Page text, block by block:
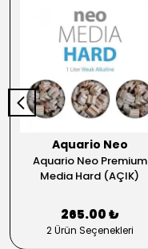
Aquario Neo
Aquario Neo Premium
Media Hard (AÇIK)
265.00 ₺
2 Ürün Seçenekleri